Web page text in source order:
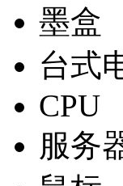
墨盒
台式
CPU
服务